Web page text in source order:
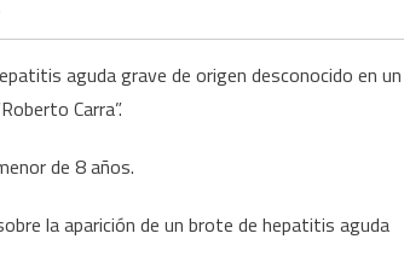
aguda grave de origen desconocido en un
Carra”.
de 8 años.
la aparición de un brote de hepatitis aguda